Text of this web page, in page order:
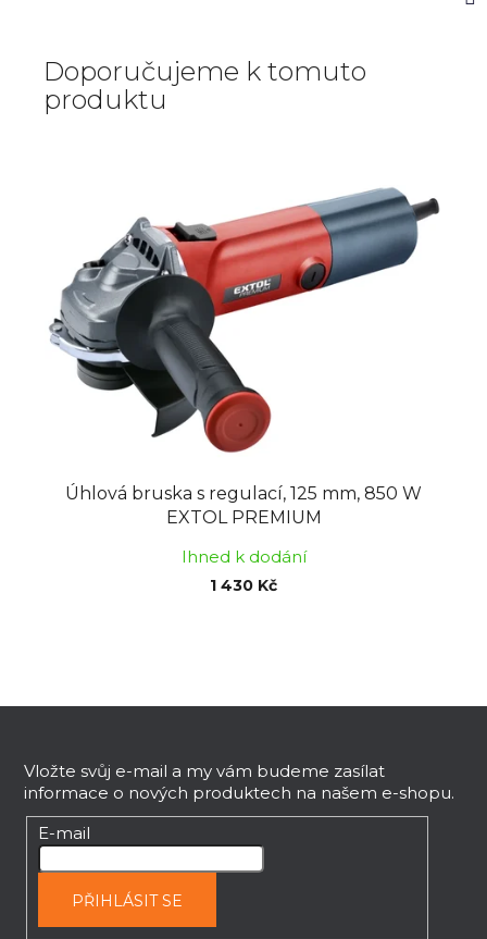
Doporučujeme k tomuto
produktu
Úhlová bruska s regulací, 125 mm, 850 W
EXTOL PREMIUM
Ihned k dodání
1 430 Kč
Vložte svůj e-mail a my vám budeme zasílat
informace o nových produktech na našem e-shopu.
E-mail
PŘIHLÁSIT SE